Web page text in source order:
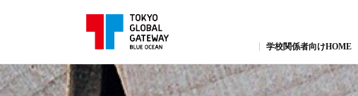
学校関係者向けHOME